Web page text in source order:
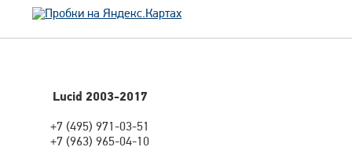
Lucid 2003-2017
+7 (495) 971-03-51
+7 (963) 965-04-10